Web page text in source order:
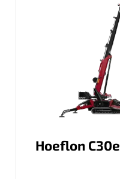
Hoeflon C30e